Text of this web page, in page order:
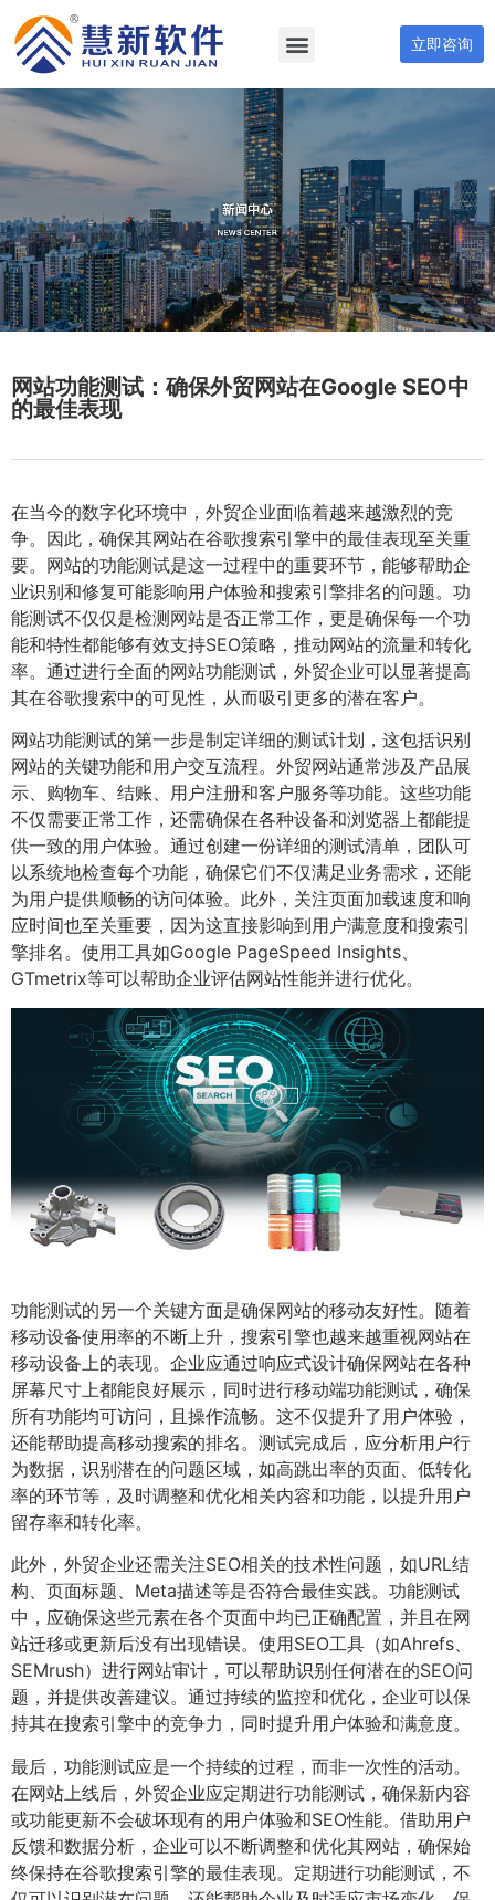
立即咨询
网站功能测试：确保外贸网站在Google SEO中
的最佳表现
在当今的数字化环境中，外贸企业面临着越来越激烈的竞
争。因此，确保其网站在谷歌搜索引擎中的最佳表现至关重
要。网站的功能测试是这一过程中的重要环节，能够帮助企
业识别和修复可能影响用户体验和搜索引擎排名的问题。功
能测试不仅仅是检测网站是否正常工作，更是确保每一个功
能和特性都能够有效支持SEO策略，推动网站的流量和转化
率。通过进行全面的网站功能测试，外贸企业可以显著提高
其在谷歌搜索中的可见性，从而吸引更多的潜在客户。
网站功能测试的第一步是制定详细的测试计划，这包括识别
网站的关键功能和用户交互流程。外贸网站通常涉及产品展
示、购物车、结账、用户注册和客户服务等功能。这些功能
不仅需要正常工作，还需确保在各种设备和浏览器上都能提
供一致的用户体验。通过创建一份详细的测试清单，团队可
以系统地检查每个功能，确保它们不仅满足业务需求，还能
为用户提供顺畅的访问体验。此外，关注页面加载速度和响
应时间也至关重要，因为这直接影响到用户满意度和搜索引
擎排名。使用工具如Google PageSpeed Insights、
GTmetrix等可以帮助企业评估网站性能并进行优化。
功能测试的另一个关键方面是确保网站的移动友好性。随着
移动设备使用率的不断上升，搜索引擎也越来越重视网站在
移动设备上的表现。企业应通过响应式设计确保网站在各种
屏幕尺寸上都能良好展示，同时进行移动端功能测试，确保
所有功能均可访问，且操作流畅。这不仅提升了用户体验，
还能帮助提高移动搜索的排名。测试完成后，应分析用户行
为数据，识别潜在的问题区域，如高跳出率的页面、低转化
率的环节等，及时调整和优化相关内容和功能，以提升用户
留存率和转化率。
此外，外贸企业还需关注SEO相关的技术性问题，如URL结
构、页面标题、Meta描述等是否符合最佳实践。功能测试
中，应确保这些元素在各个页面中均已正确配置，并且在网
站迁移或更新后没有出现错误。使用SEO工具（如Ahrefs、
SEMrush）进行网站审计，可以帮助识别任何潜在的SEO问
题，并提供改善建议。通过持续的监控和优化，企业可以保
持其在搜索引擎中的竞争力，同时提升用户体验和满意度。
最后，功能测试应是一个持续的过程，而非一次性的活动。
在网站上线后，外贸企业应定期进行功能测试，确保新内容
或功能更新不会破坏现有的用户体验和SEO性能。借助用户
反馈和数据分析，企业可以不断调整和优化其网站，确保始
终保持在谷歌搜索引擎的最佳表现。定期进行功能测试，不